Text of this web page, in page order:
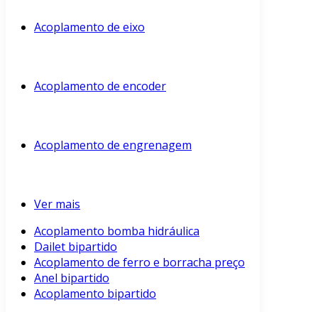
Acoplamento de eixo
Acoplamento de encoder
Acoplamento de engrenagem
Ver mais
Acoplamento bomba hidráulica
Dailet bipartido
Acoplamento de ferro e borracha preço
Anel bipartido
Acoplamento bipartido